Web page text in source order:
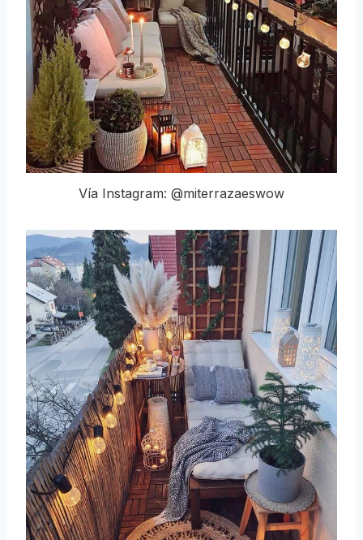
Vía Instagram: @miterrazaeswow